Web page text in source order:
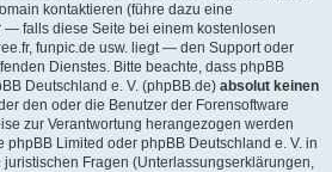
kontaktieren (führe dazu eine
— falls diese Seite bei einem kostenlosen
funpic.de usw. liegt — den Support oder
Dienstes. Bitte beachte, dass phpBB
Deutschland e. V. (phpBB.de) absolut keinen
den oder die Benutzer der Forensoftware
zur Verantwortung herangezogen werden
phpBB Limited oder phpBB Deutschland e. V. in
Fragen (Unterlassungserklärungen,